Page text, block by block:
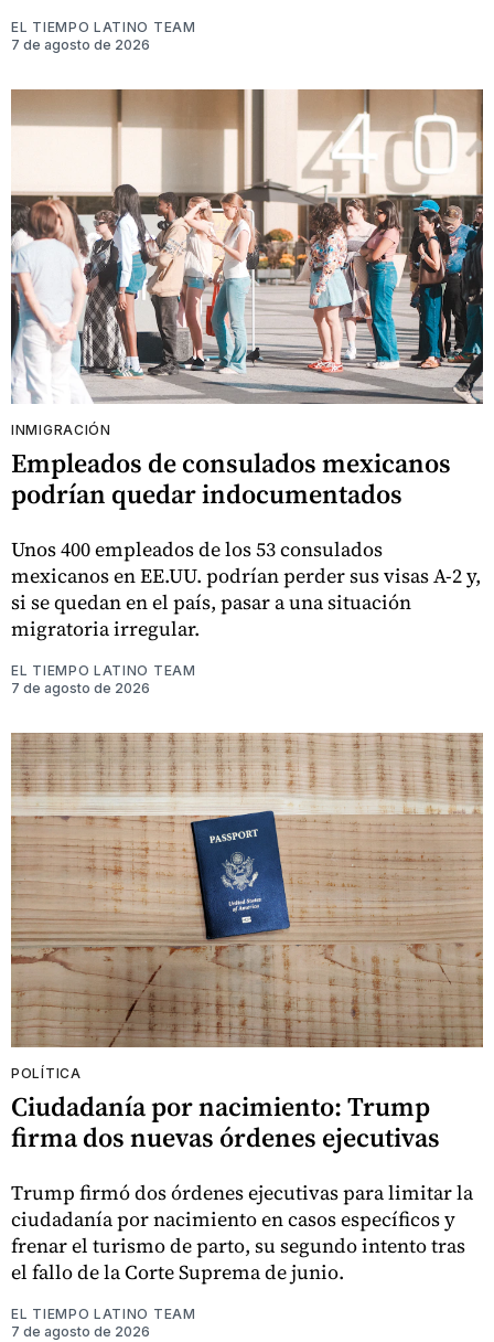
EL TIEMPO LATINO TEAM
7 de agosto de 2026
INMIGRACIÓN
Empleados de consulados mexicanos
podrían quedar indocumentados
Unos 400 empleados de los 53 consulados
mexicanos en EE.UU. podrían perder sus visas A-2 y,
si se quedan en el país, pasar a una situación
migratoria irregular.
EL TIEMPO LATINO TEAM
7 de agosto de 2026
POLÍTICA
Ciudadanía por nacimiento: Trump
firma dos nuevas órdenes ejecutivas
Trump firmó dos órdenes ejecutivas para limitar la
ciudadanía por nacimiento en casos específicos y
frenar el turismo de parto, su segundo intento tras
el fallo de la Corte Suprema de junio.
EL TIEMPO LATINO TEAM
7 de agosto de 2026